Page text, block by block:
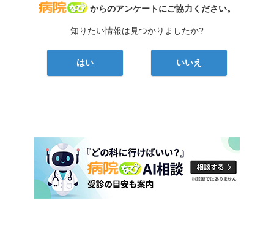
病院なび
からのアンケートにご協力ください。
知りたい情報は見つかりましたか?
はい いいえ